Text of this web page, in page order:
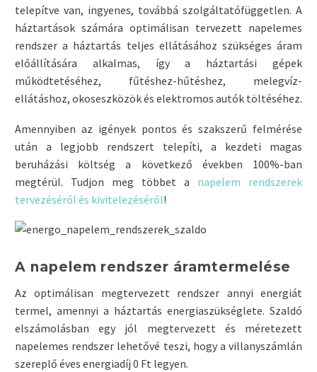
telepítve van, ingyenes, továbbá szolgáltatófüggetlen. A
háztartások számára optimálisan tervezett napelemes
rendszer a háztartás teljes ellátásához szükséges áram
előállítására alkalmas, így a háztartási gépek
működtetéséhez, fűtéshez-hűtéshez, melegvíz-
ellátáshoz, okoseszközök és elektromos autók töltéséhez.
Amennyiben az igények pontos és szakszerű felmérése
után a legjobb rendszert telepíti, a kezdeti magas
beruházási költség a következő években 100%-ban
megtérül. Tudjon meg többet a napelem rendszerek
tervezéséről és kivitelezéséről!
A napelem rendszer áramtermelése
Az optimálisan megtervezett rendszer annyi energiát
termel, amennyi a háztartás energiaszükséglete. Szaldó
elszámolásban egy jól megtervezett és méretezett
napelemes rendszer lehetővé teszi, hogy a villanyszámlán
szereplő éves energiadíj 0 Ft legyen.